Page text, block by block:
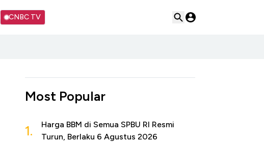
CNBC TV
Most Popular
1.
Harga BBM di Semua SPBU RI Resmi
Turun, Berlaku 6 Agustus 2026